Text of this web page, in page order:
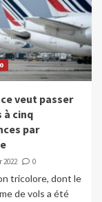
veut passer
à cinq
par
2022 0
tricolore, dont le
de vols a été